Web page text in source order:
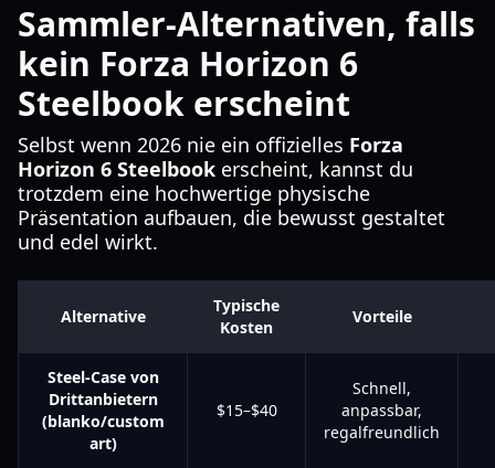
Sammler-Alternativen, falls
kein Forza Horizon 6
Steelbook erscheint
Selbst wenn 2026 nie ein offizielles Forza
Horizon 6 Steelbook erscheint, kannst du
trotzdem eine hochwertige physische
Präsentation aufbauen, die bewusst gestaltet
und edel wirkt.
Alternative
Typische
Kosten
Vorteile
Steel-Case von
Drittanbietern
(blanko/custom
art)
$15–$40
Schnell,
anpassbar,
regalfreundlich